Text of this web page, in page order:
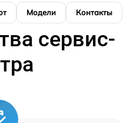
Модели Контакты
сервис-